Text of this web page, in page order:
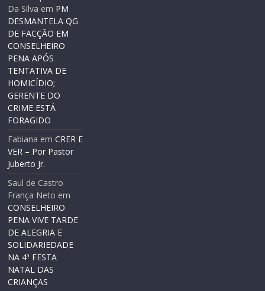
Da Silva em PM
DESMANTELA QG
DE FACÇÃO EM
CONSELHEIRO
PENA APÓS
TENTATIVA DE
HOMICÍDIO;
GERENTE DO
CRIME ESTÁ
FORAGIDO
Fabiana emCRER E
VER – Por Pastor
Juberto Jr.
Saul de Castro
França Neto em
CONSELHEIRO
PENA VIVE TARDE
DE ALEGRIA E
SOLIDARIEDADE
NA 4ª FESTA
NATAL DAS
CRIANÇAS